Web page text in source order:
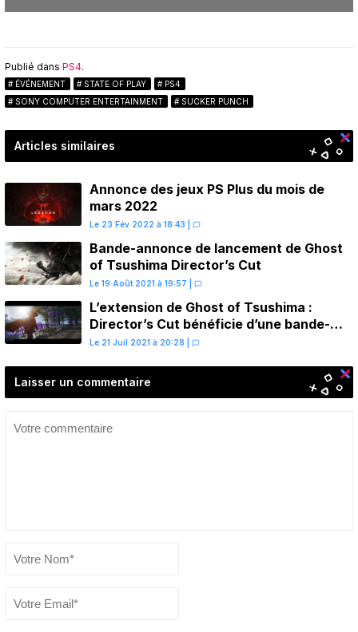
Publié dans PS4.
ÉVÉNEMENT STATE OF PLAY
PS4
SONY COMPUTER ENTERTAINMENT
SUCKER PUNCH
Articles similaires
Annonce des jeux PS Plus du mois de
mars 2022
Le 23 Fév 2022 à 18:43
Bande-annonce de lancement de Ghost
of Tsushima Director’s Cut
Le 19 Août 2021 à 19:57
L’extension de Ghost of Tsushima :
Director’s Cut bénéficie d’une bande-
annonce de l’histoire de l’île d’Iki
Le 21 Juil 2021 à 20:28
Laisser un commentaire